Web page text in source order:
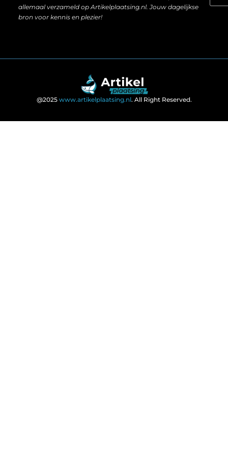
allemaal verzameld op Artikelplaatsing.nl. Jouw dagelijkse
bron voor kennis en plezier!
@2025 www.artikelplaatsing.nl. All Right Reserved.